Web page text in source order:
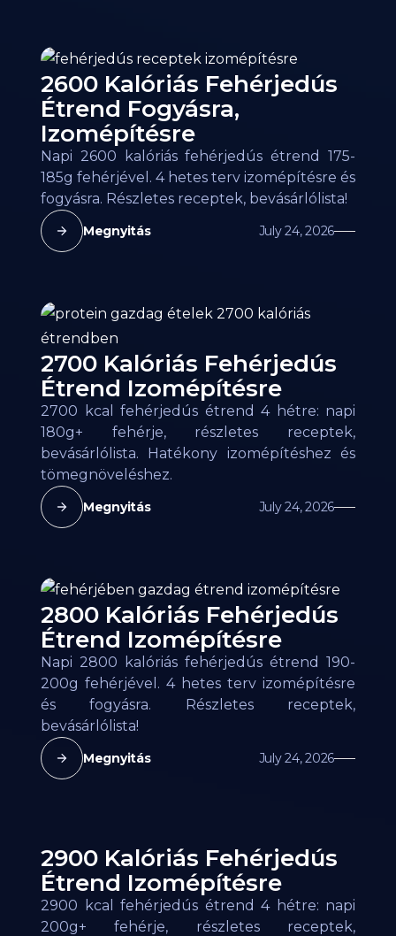
2600 Kalóriás Fehérjedús
Étrend Fogyásra,
Izomépítésre
Napi 2600 kalóriás fehérjedús étrend 175-
185g fehérjével. 4 hetes terv izomépítésre és
fogyásra. Részletes receptek, bevásárlólista!
Megnyitás July 24, 2026
2700 Kalóriás Fehérjedús
Étrend Izomépítésre
2700 kcal fehérjedús étrend 4 hétre: napi
180g+ fehérje, részletes receptek,
bevásárlólista. Hatékony izomépítéshez és
tömegnöveléshez.
Megnyitás July 24, 2026
2800 Kalóriás Fehérjedús
Étrend Izomépítésre
Napi 2800 kalóriás fehérjedús étrend 190-
200g fehérjével. 4 hetes terv izomépítésre
és fogyásra. Részletes receptek,
bevásárlólista!
Megnyitás July 24, 2026
2900 Kalóriás Fehérjedús
Étrend Izomépítésre
2900 kcal fehérjedús étrend 4 hétre: napi
200g+ fehérje, részletes receptek,